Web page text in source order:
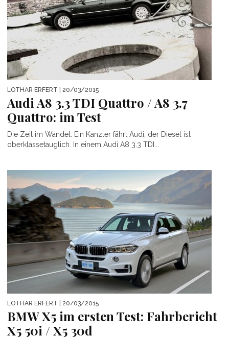
LOTHAR ERFERT | 20/03/2015
Audi A8 3.3 TDI Quattro / A8 3.7
Quattro: im Test
Die Zeit im Wandel: Ein Kanzler fährt Audi, der Diesel ist
oberklassetauglich. In einem Audi A8 3.3 TDI...
LOTHAR ERFERT | 20/03/2015
BMW X5 im ersten Test: Fahrbericht
X5 50i / X5 30d